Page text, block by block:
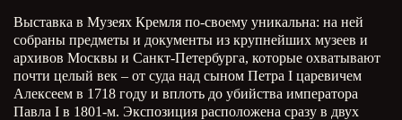
Выставка в Музеях Кремля по-своему уникальна: на ней
собраны предметы и документы из крупнейших музеев и
архивов Москвы и Санкт-Петербурга, которые охватывают
почти целый век – от суда над сыном Петра I царевичем
Алексеем в 1718 году и вплоть до убийства императора
Павла I в 1801-м. Экспозиция расположена сразу в двух